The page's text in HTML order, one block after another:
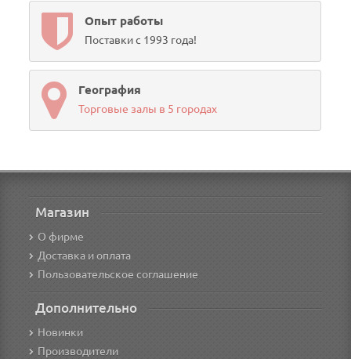
Опыт работы
Поставки с 1993 года!
География
Торговые залы в 5 городах
Магазин
О фирме
Доставка и оплата
Пользовательское соглашение
Дополнительно
Новинки
Производители